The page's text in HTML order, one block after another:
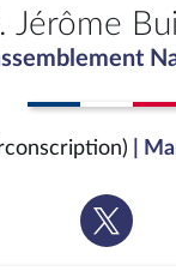
Jérôme
|
Voir
la